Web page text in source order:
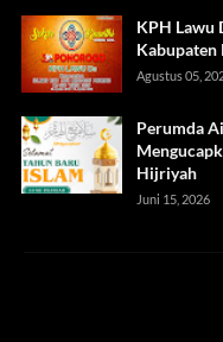
KPH Lawu
Kabupaten
Agustus 05,
Perumda
Hijriyah
Juni 15, 2026